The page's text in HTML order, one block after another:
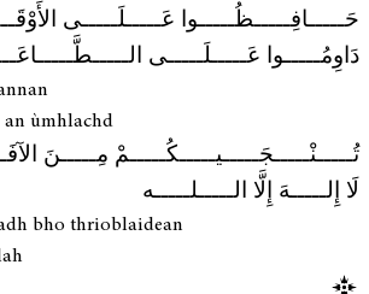
حَـــــافِـــــظُـــــوا عَـــــلَـــــى
دَاوِمُـــــوا عَـــــلَـــــى
ùmhlachd
تُـــــنْـــــجَـــــيـــــكُـــــمْ مِـــــنَ
لَا إِلـــــهَ إِلَّا الـــــلـــــه
bho thrioblaidean